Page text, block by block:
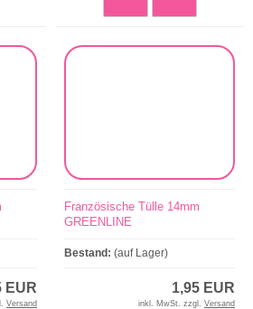
EUR
Versand
Französische Tülle 14mm
GREENLINE
Bestand: (auf Lager)
1,95 EUR
inkl. MwSt. zzgl. Versand